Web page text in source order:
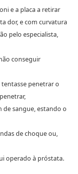
e a placa a retirar
dor, e com curvatura
pelo especialista,
conseguir
penetrar o
de sangue, estando o
de choque ou,
operado à próstata.